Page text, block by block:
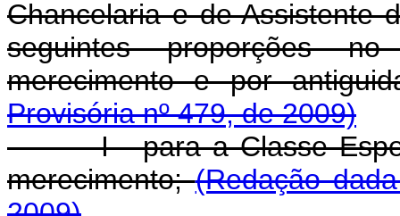
Chancelaria e de Assistente
seguintes proporções
merecimento e por
Provisória nº 479, de 2009)
I - para a Classe
merecimento;(Redação